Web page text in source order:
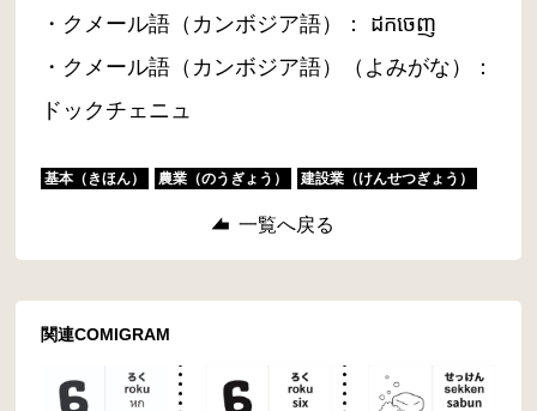
・クメール語（カンボジア語）： ដកចេញ
・クメール語（カンボジア語）（よみがな）：
ドックチェニュ
基本（きほん） 農業（のうぎょう） 建設業（けんせつぎょう）
一覧へ戻る
関連COMIGRAM